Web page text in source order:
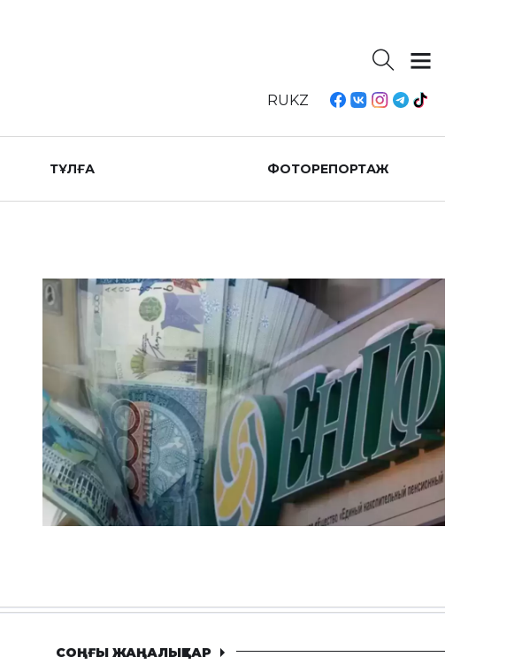
RUKZ
ТҰЛҒА ФОТОРЕПОРТАЖ
СОҢҒЫ ЖАҢАЛЫҚТАР